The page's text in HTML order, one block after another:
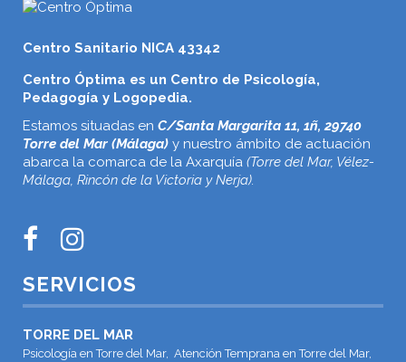
Centro Sanitario NICA 43342
Centro Óptima es un Centro de Psicología,
Pedagogía y Logopedia.
Estamos situadas en C/Santa Margarita 11, 1ñ, 29740
Torre del Mar (Málaga) y nuestro ámbito de actuación
abarca la comarca de la Axarquía (Torre del Mar, Vélez-
Málaga, Rincón de la Victoria y Nerja).
SERVICIOS
TORRE DEL MAR
Psicología en Torre del Mar, Atención Temprana en Torre del Mar,